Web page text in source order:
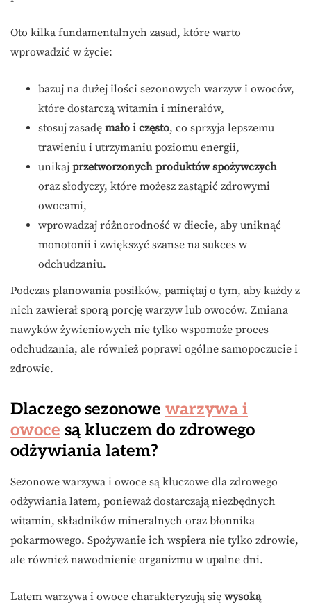
Oto kilka fundamentalnych zasad, które warto
wprowadzić w życie:
bazuj na dużej ilości sezonowych warzyw i owoców,
które dostarczą witamin i minerałów,
stosuj zasadę mało i często, co sprzyja lepszemu
trawieniu i utrzymaniu poziomu energii,
unikaj przetworzonych produktów spożywczych
oraz słodyczy, które możesz zastąpić zdrowymi
owocami,
wprowadzaj różnorodność w diecie, aby uniknąć
monotonii i zwiększyć szanse na sukces w
odchudzaniu.
Podczas planowania posiłków, pamiętaj o tym, aby każdy z
nich zawierał sporą porcję warzyw lub owoców. Zmiana
nawyków żywieniowych nie tylko wspomoże proces
odchudzania, ale również poprawi ogólne samopoczucie i
zdrowie.
Dlaczego sezonowe warzywa i
owoce są kluczem do zdrowego
odżywiania latem?
Sezonowe warzywa i owoce są kluczowe dla zdrowego
odżywiania latem, ponieważ dostarczają niezbędnych
witamin, składników mineralnych oraz błonnika
pokarmowego. Spożywanie ich wspiera nie tylko zdrowie,
ale również nawodnienie organizmu w upalne dni.
Latem warzywa i owoce charakteryzują się wysoką